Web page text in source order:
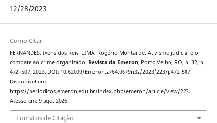
12/28/2023
Como Citar
FERNANDES, Ivens dos Reis; LIMA, Rogério Montai de. Ativismo judicial e o
combate ao crime organizado. Revista da Emeron, Porto Velho, RO, n. 32, p.
472–507, 2023. DOI: 10.62009/Emeron.2764.9679n32/2023/223/p472-507.
Disponível em:
https://periodicos.emeron.edu.br/index.php/emeron/article/view/223.
Acesso em: 9 ago. 2026.
Fomatos de Citação